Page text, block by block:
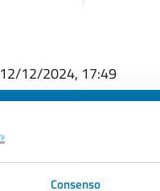
Consenso
12/12/2024, 17:49